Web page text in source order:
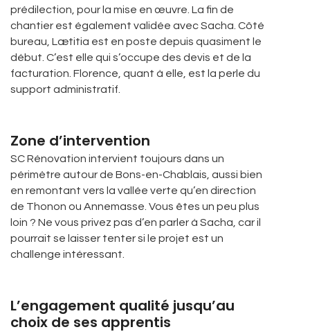
prédilection, pour la mise en œuvre. La fin de
chantier est également validée avec Sacha. Côté
bureau, Lætitia est en poste depuis quasiment le
début. C’est elle qui s’occupe des devis et de la
facturation. Florence, quant à elle, est la perle du
support administratif.
Zone d’intervention
SC Rénovation intervient toujours dans un
périmètre autour de Bons-en-Chablais, aussi bien
en remontant vers la vallée verte qu’en direction
de Thonon ou Annemasse. Vous êtes un peu plus
loin ? Ne vous privez pas d’en parler à Sacha, car il
pourrait se laisser tenter si le projet est un
challenge intéressant.
L’engagement qualité jusqu’au
choix de ses apprentis